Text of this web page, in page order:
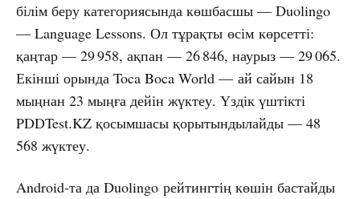
білім беру категориясында көшбасшы — Duolingo
— Language Lessons. Ол тұрақты өсім көрсетті:
қаңтар — 29 958, ақпан — 26 846, наурыз — 29 065.
Екінші орында Toca Boca World — ай сайын 18
мыңнан 23 мыңға дейін жүктеу. Үздік үштікті
PDDTest.KZ қосымшасы қорытындылайды — 48
568 жүктеу.
Android-та да Duolingo рейтингтің көшін бастайды